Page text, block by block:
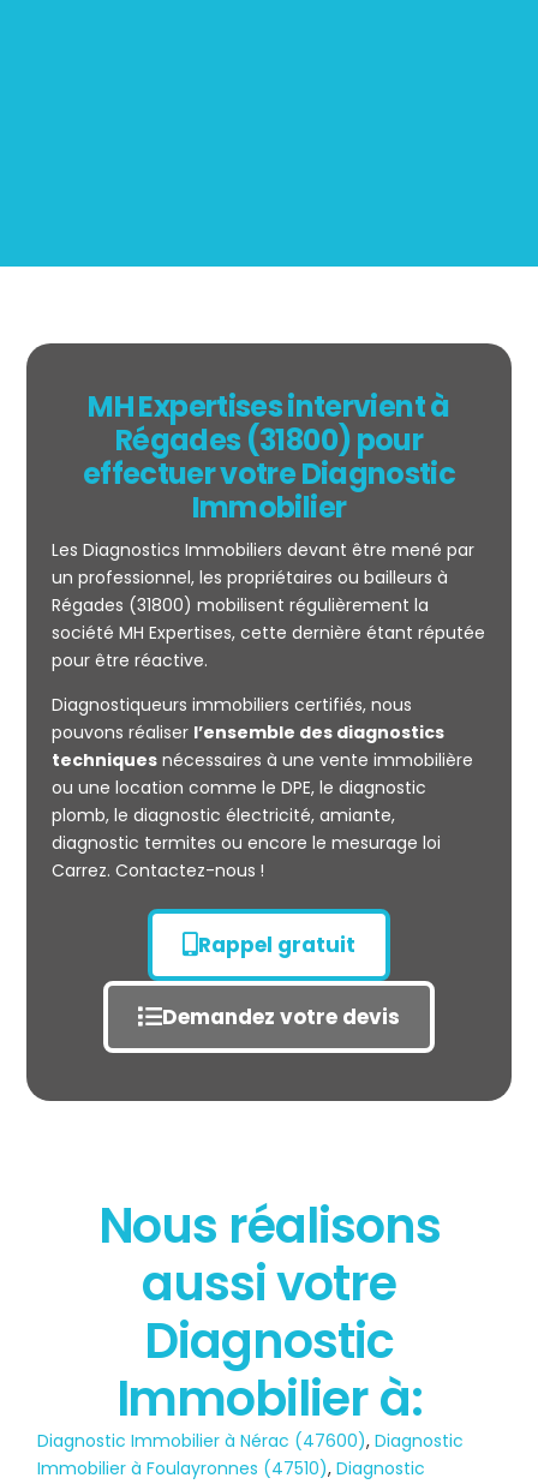
Mesurage
CARREZ
État des risques
POLLUTION
MH Expertises intervient à
Régades (31800) pour
effectuer votre Diagnostic
Immobilier
Les Diagnostics Immobiliers devant être mené par
un professionnel, les propriétaires ou bailleurs à
Régades (31800) mobilisent régulièrement la
société MH Expertises, cette dernière étant réputée
pour être réactive.
Diagnostiqueurs immobiliers certifiés, nous
pouvons réaliser l’ensemble des diagnostics
techniquesnécessaires à une vente immobilière
ou une location comme le DPE, le diagnostic
plomb, le diagnostic électricité, amiante,
diagnostic termites ou encore le mesurage loi
Carrez. Contactez-nous !
Rappel gratuit
Demandez votre devis
Nous réalisons
aussi votre
Diagnostic
Immobilier à:
Diagnostic Immobilier à Nérac (47600),Diagnostic
Immobilier à Foulayronnes (47510),Diagnostic